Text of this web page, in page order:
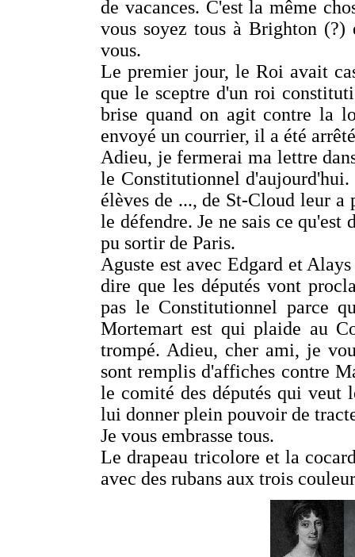
de vacances. C'est la même
vous soyez tous à Brighton
vous.
Le premier jour, le Roi avait
que le sceptre d'un roi
brise quand on agit contre la
envoyé un courrier, il a été
Adieu, je fermerai ma lettre
le Constitutionnel
élèves de ..., de St-Cloud leur a
le défendre. Je ne sais ce
pu sortir de Paris.
Aguste est avec Edgard et
dire que les députés vont
pas le Constitutionnel parce
Mortemart est qui plaide au
trompé. Adieu, cher ami, je
sont remplis d'affiches contre
le comité des députés qui veut
lui donner plein pouvoir de
Je vous embrasse tous.
Le drapeau tricolore et la
avec des rubans aux trois